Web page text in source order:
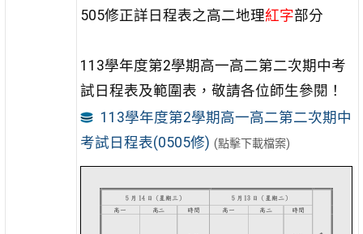
505修正詳日程表之高二地理紅字部分
113學年度第2學期高一高二第二次期中考
試日程表及範圍表，敬請各位師生參閱！
113學年度第2學期高一高二第二次期中
考試日程表(0505修) (點擊下載檔案)